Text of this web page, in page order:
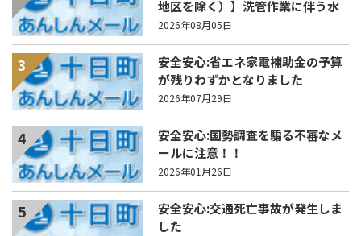
地区を除く）】洗管作業に伴う水
道の濁りの発生について
2026年08月05日
3
安全安心:省エネ家電補助金の予算
が残りわずかとなりました
2026年07月29日
4
安全安心:国勢調査を騙る不審なメ
ールに注意！！
2026年01月26日
5
安全安心:交通死亡事故が発生しま
した